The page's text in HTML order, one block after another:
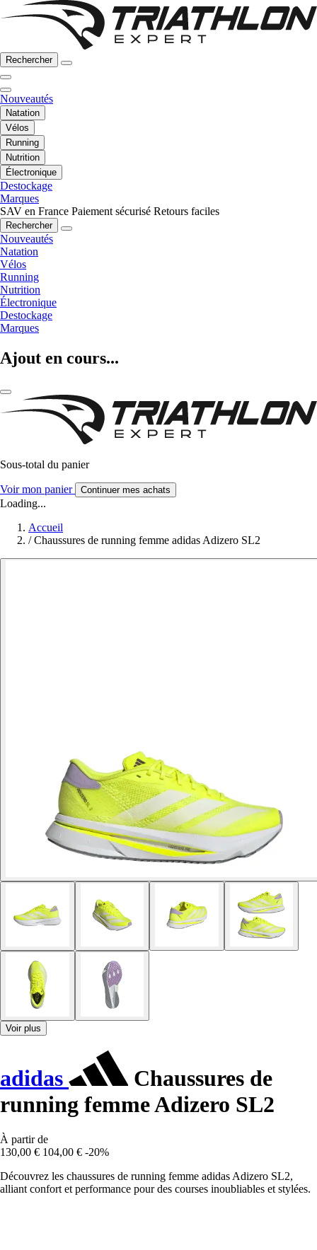
Rechercher
Nouveautés
Natation
Vélos
Running
Nutrition
Électronique
Destockage
Marques
SAV en France Paiement sécurisé Retours faciles
Rechercher
Nouveautés
Natation
Vélos
Running
Nutrition
Électronique
Destockage
Marques
Ajout en cours...
Sous-total du panier
Voir mon panier Continuer mes achats
Loading...
Accueil
/ Chaussures de running femme adidas Adizero SL2
Voir plus
adidas
Chaussures de
running femme Adizero SL2
À partir de
130,00 € 104,00 € -20%
Découvrez les chaussures de running femme adidas Adizero SL2,
alliant confort et performance pour des courses inoubliables et stylées.